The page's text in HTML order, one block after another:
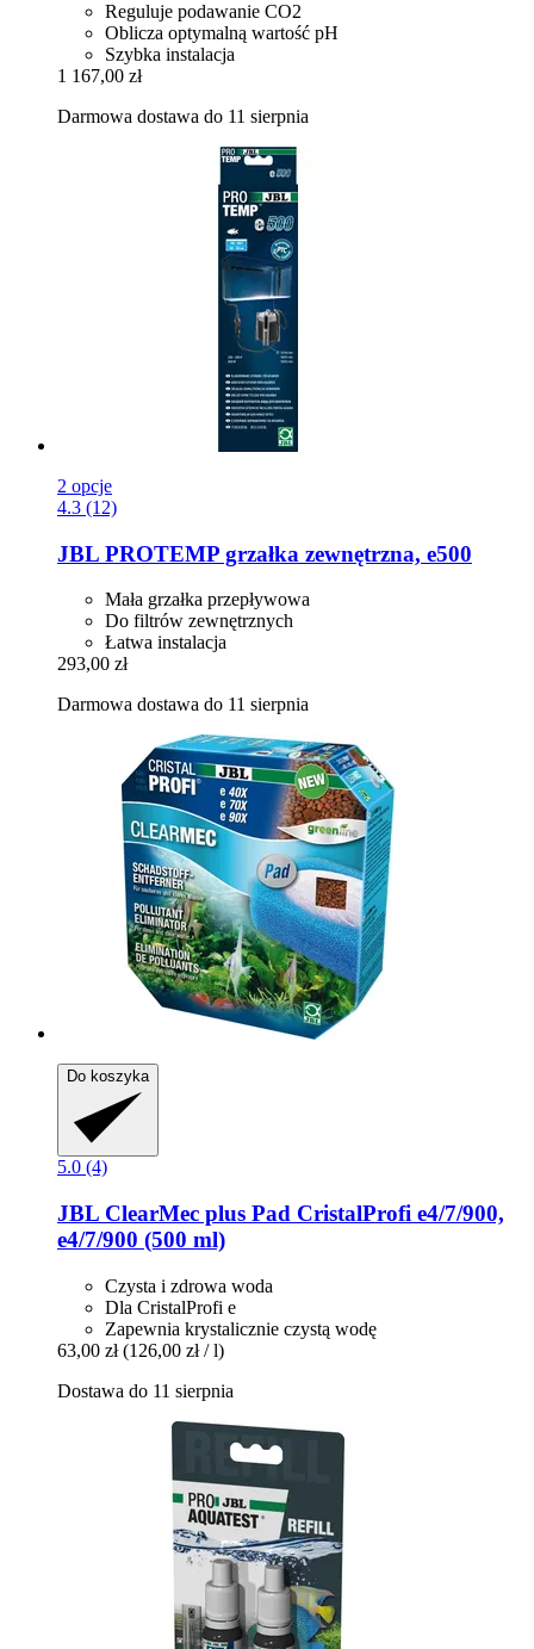
Reguluje podawanie CO2
Oblicza optymalną wartość pH
Szybka instalacja
1 167,00 zł
Darmowa dostawa do 11 sierpnia
2 opcje
4.3 (12)
JBL PROTEMP grzałka zewnętrzna, e500
Mała grzałka przepływowa
Do filtrów zewnętrznych
Łatwa instalacja
293,00 zł
Darmowa dostawa do 11 sierpnia
Do koszyka
5.0 (4)
JBL ClearMec plus Pad CristalProfi e4/7/900,
e4/7/900 (500 ml)
Czysta i zdrowa woda
Dla CristalProfi e
Zapewnia krystalicznie czystą wodę
63,00 zł (126,00 zł / l)
Dostawa do 11 sierpnia